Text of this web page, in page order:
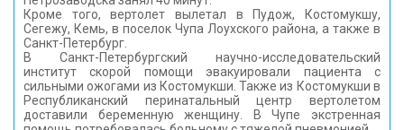
Кроме того, вертолет вылетал в Пудож, Костомукшу,
Сегежу, Кемь, в поселок Чупа Лоухского района, а также в
Санкт-Петербург.
В Санкт-Петербургский научно-исследовательский
институт скорой помощи эвакуировали пациента с
сильными ожогами из Костомукши. Также из Костомукши в
Республиканский перинатальный центр вертолетом
доставили беременную женщину. В Чупе экстренная